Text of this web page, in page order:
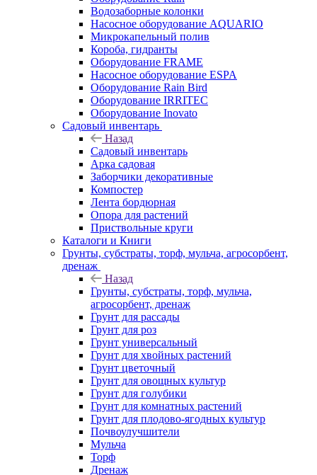
Водозаборные колонки
Насосное оборудование AQUARIO
Микрокапельный полив
Короба, гидранты
Оборудование FRAME
Насосное оборудование ESPA
Оборудование Rain Bird
Оборудование IRRITEC
Оборудование Inovato
Садовый инвентарь
Назад
Садовый инвентарь
Арка садовая
Заборчики декоративные
Компостер
Лента бордюрная
Опора для растений
Приствольные круги
Каталоги и Книги
Грунты, субстраты, торф, мульча, агросорбент,
дренаж
Назад
Грунты, субстраты, торф, мульча,
агросорбент, дренаж
Грунт для рассады
Грунт для роз
Грунт универсальный
Грунт для хвойных растений
Грунт цветочный
Грунт для овощных культур
Грунт для голубики
Грунт для комнатных растений
Грунт для плодово-ягодных культур
Почвоулучшители
Мульча
Торф
Дренаж